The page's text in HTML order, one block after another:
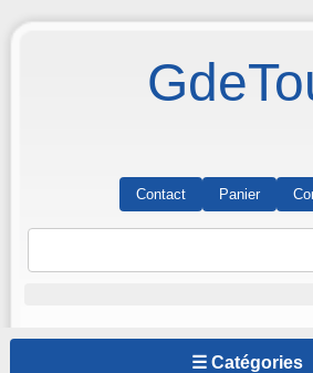
Contact Panier
☰ Catégories